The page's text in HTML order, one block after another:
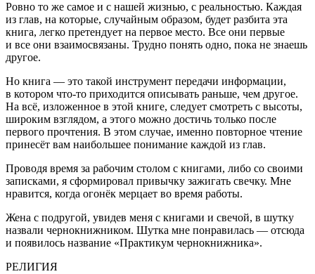
Ровно то же самое и с нашей жизнью, с реальностью. Каждая
из глав, на которые, случайным образом, будет разбита эта
книга, легко претендует на первое место. Все они первые
и все они взаимосвязаны. Трудно понять одно, пока не знаешь
другое.
Но книга — это такой инструмент передачи информации,
в котором что-то приходится описывать раньше, чем другое.
На всё, изложенное в этой книге, следует смотреть с высоты,
широким взглядом, а этого можно достичь только после
первого прочтения. В этом случае, именно повторное чтение
принесёт вам наибольшее понимание каждой из глав.
Проводя время за рабочим столом с книгами, либо со своими
записками, я сформировал привычку зажигать свечку. Мне
нравится, когда огонёк мерцает во время работы.
Жена с подругой, увидев меня с книгами и свечой, в шутку
назвали чернокнижником. Шутка мне понравилась — отсюда
и появилось название «Практикум чернокнижника».
РЕЛИГИЯ